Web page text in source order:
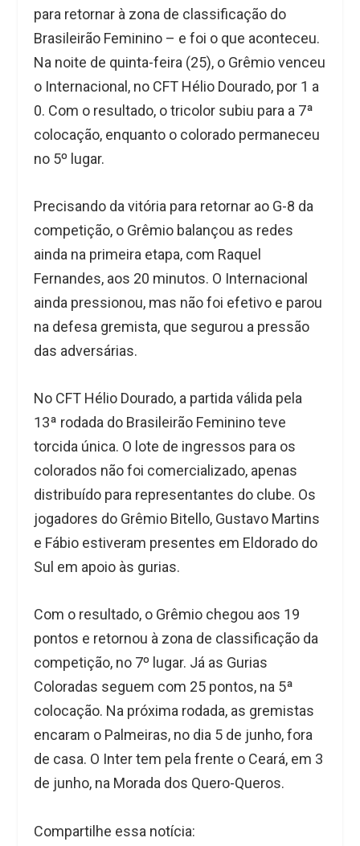
para retornar à zona de classificação do
Brasileirão Feminino – e foi o que aconteceu.
Na noite de quinta-feira (25), o Grêmio venceu
o Internacional, no CFT Hélio Dourado, por 1 a
0. Com o resultado, o tricolor subiu para a 7ª
colocação, enquanto o colorado permaneceu
no 5º lugar.
Precisando da vitória para retornar ao G-8 da
competição, o Grêmio balançou as redes
ainda na primeira etapa, com Raquel
Fernandes, aos 20 minutos. O Internacional
ainda pressionou, mas não foi efetivo e parou
na defesa gremista, que segurou a pressão
das adversárias.
No CFT Hélio Dourado, a partida válida pela
13ª rodada do Brasileirão Feminino teve
torcida única. O lote de ingressos para os
colorados não foi comercializado, apenas
distribuído para representantes do clube. Os
jogadores do Grêmio Bitello, Gustavo Martins
e Fábio estiveram presentes em Eldorado do
Sul em apoio às gurias.
Com o resultado, o Grêmio chegou aos 19
pontos e retornou à zona de classificação da
competição, no 7º lugar. Já as Gurias
Coloradas seguem com 25 pontos, na 5ª
colocação. Na próxima rodada, as gremistas
encaram o Palmeiras, no dia 5 de junho, fora
de casa. O Inter tem pela frente o Ceará, em 3
de junho, na Morada dos Quero-Queros.
Compartilhe essa notícia: